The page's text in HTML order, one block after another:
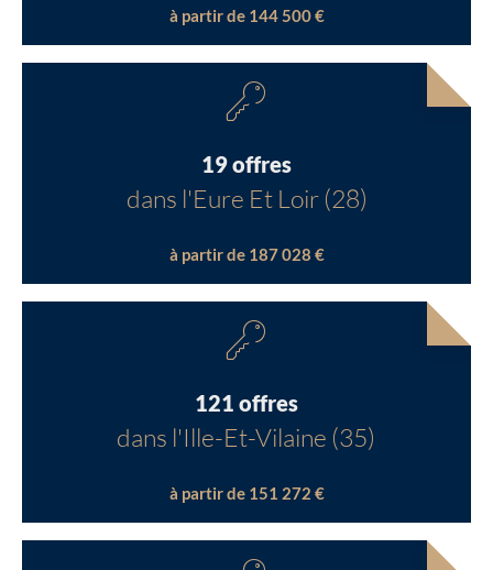
à partir de 144 500 €
19 offres
dans l'Eure Et Loir (28)
à partir de 187 028 €
121 offres
dans l'Ille-Et-Vilaine (35)
à partir de 151 272 €